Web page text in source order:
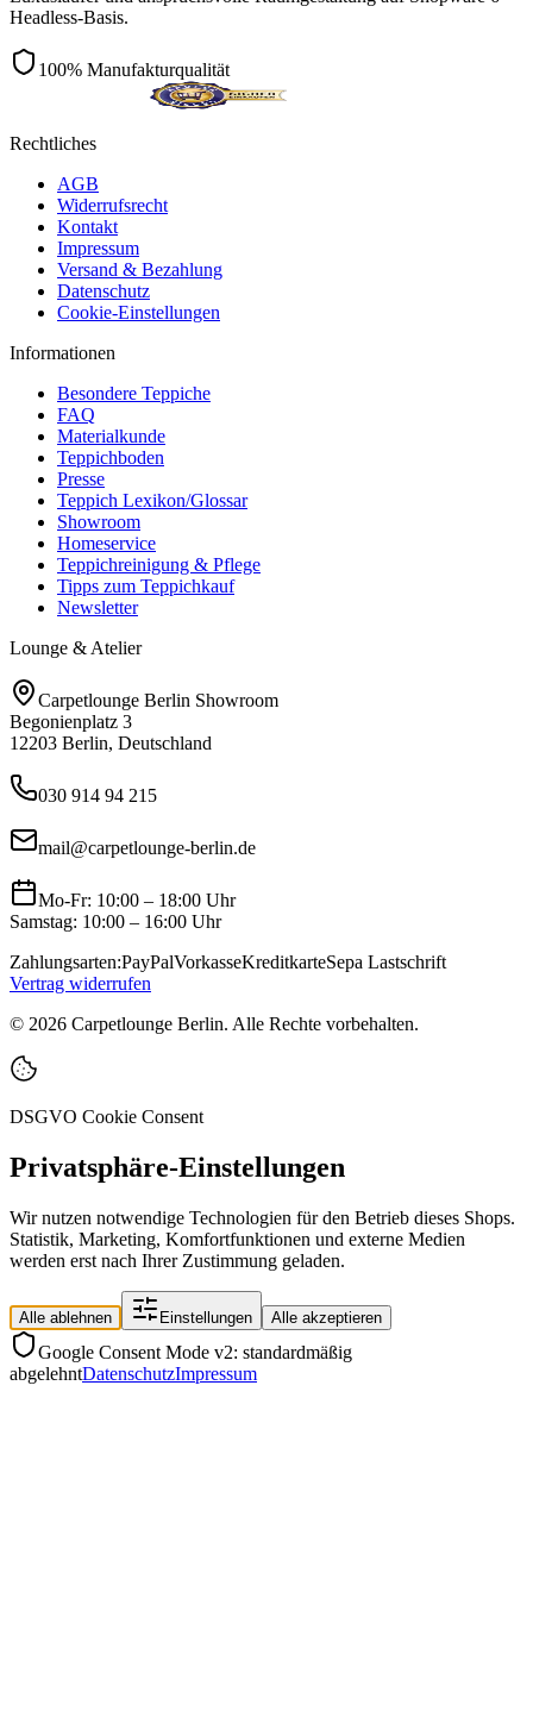
Headless-Basis.
100% Manufakturqualität
Rechtliches
AGB
Widerrufsrecht
Kontakt
Impressum
Versand & Bezahlung
Datenschutz
Cookie-Einstellungen
Informationen
Besondere Teppiche
FAQ
Materialkunde
Teppichboden
Presse
Teppich Lexikon/Glossar
Showroom
Homeservice
Teppichreinigung & Pflege
Tipps zum Teppichkauf
Newsletter
Lounge & Atelier
Carpetlounge Berlin Showroom
Begonienplatz 3
12203 Berlin, Deutschland
030 914 94 215
mail@carpetlounge-berlin.de
Mo-Fr: 10:00 – 18:00 Uhr
Samstag: 10:00 – 16:00 Uhr
Zahlungsarten:PayPalVorkasseKreditkarteSepa Lastschrift
Vertrag widerrufen
© 2026 Carpetlounge Berlin. Alle Rechte vorbehalten.
DSGVO Cookie Consent
Privatsphäre-Einstellungen
Wir nutzen notwendige Technologien für den Betrieb dieses Shops.
Statistik, Marketing, Komfortfunktionen und externe Medien
werden erst nach Ihrer Zustimmung geladen.
Alle ablehnen Einstellungen Alle akzeptieren
Google Consent Mode v2: standardmäßig
abgelehntDatenschutzImpressum